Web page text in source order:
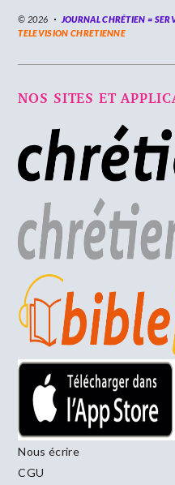
© 2026 JOURNAL CHRÉTIEN =
TELEVISION CHRETIENNE
NOS SITES ET
Nous écrire
CGU